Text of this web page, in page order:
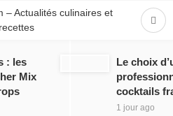
: les
Mix
Le choix
cocktails
1 jour ago